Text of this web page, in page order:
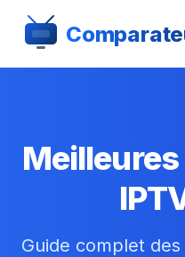
Guide complet